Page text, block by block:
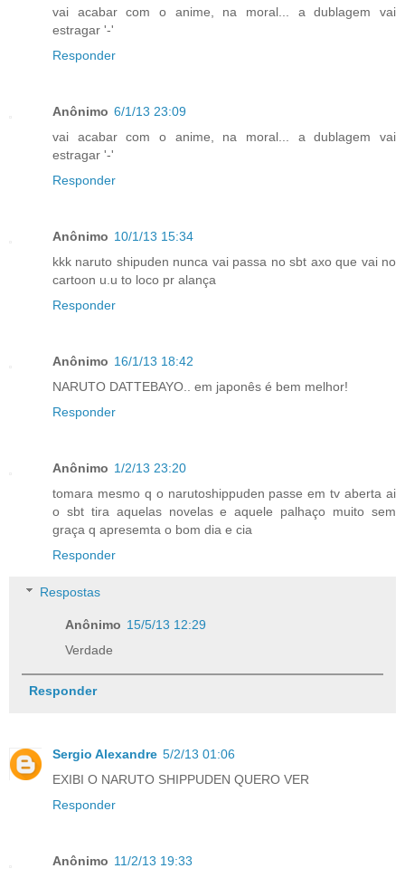
vai acabar com o anime, na moral... a dublagem vai
estragar '-'
Responder
Anônimo 6/1/13 23:09
vai acabar com o anime, na moral... a dublagem vai
estragar '-'
Responder
Anônimo 10/1/13 15:34
kkk naruto shipuden nunca vai passa no sbt axo que vai no
cartoon u.u to loco pr alança
Responder
Anônimo 16/1/13 18:42
NARUTO DATTEBAYO.. em japonês é bem melhor!
Responder
Anônimo 1/2/13 23:20
tomara mesmo q o narutoshippuden passe em tv aberta ai
o sbt tira aquelas novelas e aquele palhaço muito sem
graça q apresemta o bom dia e cia
Responder
Respostas
Anônimo 15/5/13 12:29
Verdade
Responder
Sergio Alexandre 5/2/13 01:06
EXIBI O NARUTO SHIPPUDEN QUERO VER
Responder
Anônimo 11/2/13 19:33